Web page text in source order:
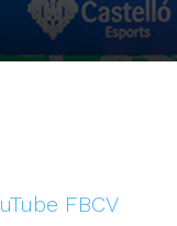
FBCV